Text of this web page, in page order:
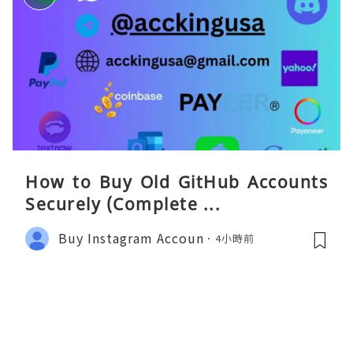
How to Buy Old GitHub Accounts
Securely (Complete ...
Buy Instagram Accoun 4小時前